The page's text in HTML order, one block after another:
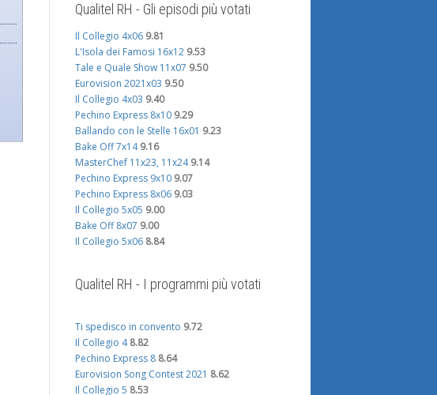
Qualitel RH - Gli episodi più votati
Il Collegio 4x06 9.81
L'Isola dei Famosi 16x12 9.53
Tale e Quale Show 11x07 9.50
Eurovision 2021x03 9.50
Il Collegio 4x03 9.40
Pechino Express 8x10 9.29
Ballando con le Stelle 16x01 9.23
Bake Off 7x14 9.16
MasterChef 11x23, 11x24 9.14
Pechino Express 9x10 9.07
Pechino Express 8x06 9.03
Il Collegio 5x05 9.00
Bake Off 8x07 9.00
Il Collegio 5x06 8.84
Qualitel RH - I programmi più votati
Ti spedisco in convento 9.72
Il Collegio 4 8.82
Pechino Express 8 8.64
Eurovision Song Contest 2021 8.62
Il Collegio 5 8.53